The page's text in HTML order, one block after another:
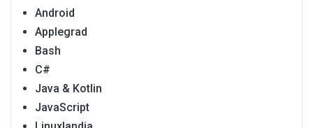
Android
Applegrad
Bash
C#
Java & Kotlin
JavaScript